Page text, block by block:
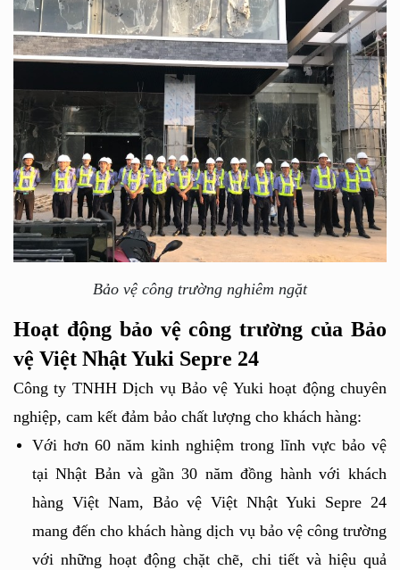
Bảo vệ công trường nghiêm ngặt
Hoạt động bảo vệ công trường của Bảo
vệ Việt Nhật Yuki Sepre 24
Công ty TNHH Dịch vụ Bảo vệ Yuki hoạt động chuyên
nghiệp, cam kết đảm bảo chất lượng cho khách hàng:
Với hơn 60 năm kinh nghiệm trong lĩnh vực bảo vệ
tại Nhật Bản và gần 30 năm đồng hành với khách
hàng Việt Nam, Bảo vệ Việt Nhật Yuki Sepre 24
mang đến cho khách hàng dịch vụ bảo vệ công trường
với những hoạt động chặt chẽ, chi tiết và hiệu quả